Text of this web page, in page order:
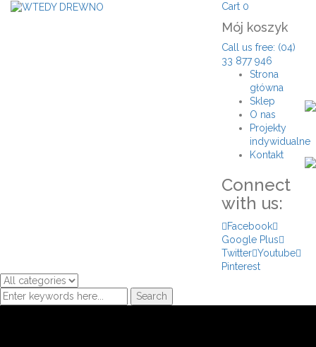
Cart 0
Mój koszyk
Call us free: (04)
33 877 946
Strona
główna
Sklep
O nas
Projekty
indywidualne
Kontakt
Connect
with us:
Facebook
Google Plus
Twitter Youtube
Pinterest
Search